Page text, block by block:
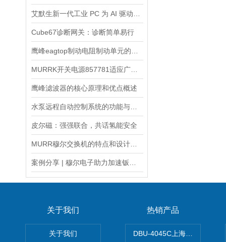
Cube67诊断网关：诊断简单易行
鹰峰滤波器的核心原理和优点概述
皮尔磁：强强联合，共话氢能安全
关于我们
关于我们
热销产品
DBU-4045C上海鹰峰制动单